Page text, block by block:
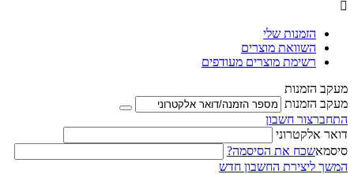

הזמנות שלי
השוואת מוצרים
רשימת מוצרים מעודפים
מעקב הזמנות
מעקב הזמנות
התחברצור חשבון
דואר אלקטרוני
סיסמאשכח את הסיסמה?
המשך ליצירת החשבון חדש